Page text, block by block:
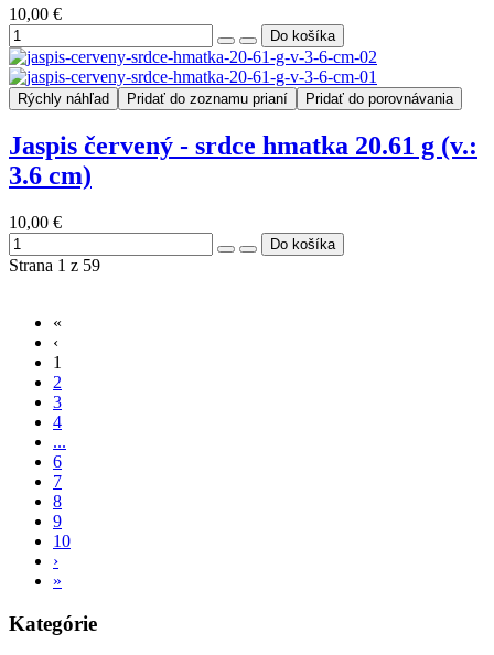
10,00 €
Rýchly náhľad Pridať do zoznamu prianí Pridať do porovnávania
Jaspis červený - srdce hmatka 20.61 g (v.:
3.6 cm)
10,00 €
Strana 1 z 59
«
‹
1
2
3
4
...
6
7
8
9
10
›
»
Kategórie